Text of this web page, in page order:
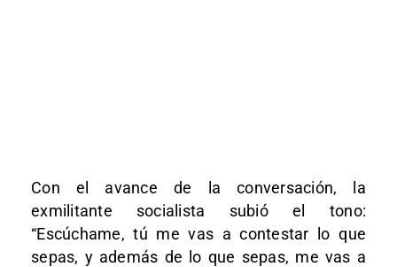
Con el avance de la conversación, la
exmilitante socialista subió el tono:
“Escúchame, tú me vas a contestar lo que
sepas, y además de lo que sepas, me vas a